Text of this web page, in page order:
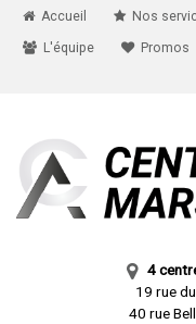
Accueil Nos
L'équipe Promos
4
19 rue
40 rue